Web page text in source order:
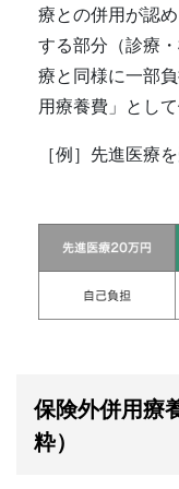
療との併用が認
する部分（診療
療と同様に一部
用療養費」とし
［例］先進医療
保険外併用療
粋）